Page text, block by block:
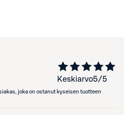
Keskiarvo5/5
joka on ostanut kyseisen tuotteen